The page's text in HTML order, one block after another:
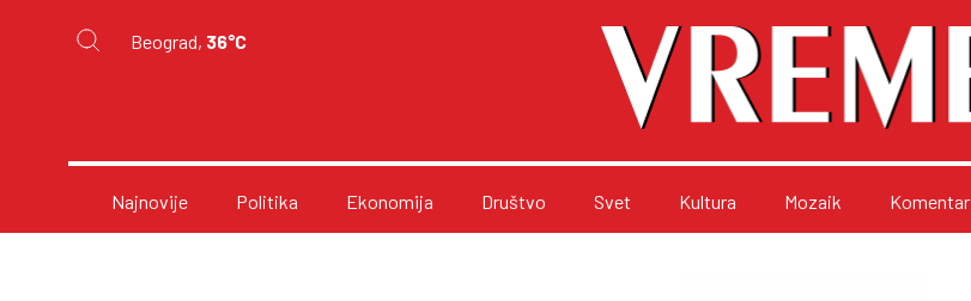
Beograd, 36°C
Najnovije Politika Ekonomija Društvo Svet Kultura Mozaik Komentar